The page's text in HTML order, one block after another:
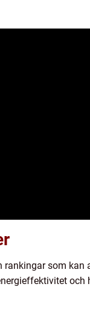
som kan
och